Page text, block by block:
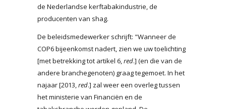
de Nederlandse kerftabakindustrie, de
producenten van shag.
De beleidsmedewerker schrijft: "Wanneer de
COP6 bijeenkomst nadert, zien we uw toelichting
[met betrekking tot artikel 6,red.] (en die van de
andere branchegenoten) graag tegemoet. In het
najaar [2013,red.] zal weer een overleg tussen
het ministerie van Financiën en de